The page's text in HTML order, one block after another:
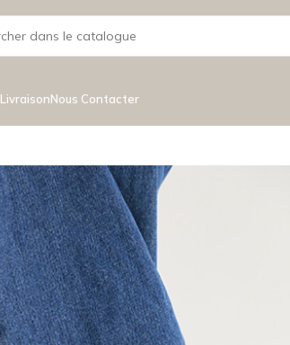
LivraisonNous Contacter